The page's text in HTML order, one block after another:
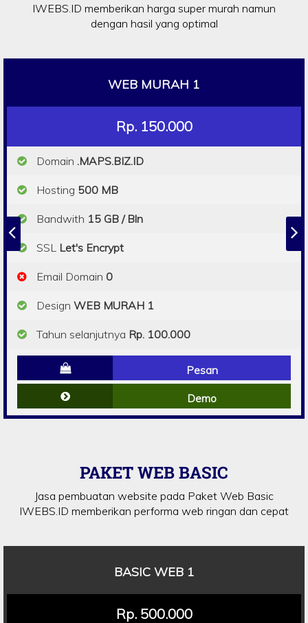
IWEBS.ID memberikan harga super murah namun
dengan hasil yang optimal
WEB MURAH 1
Rp. 150.000
Domain .MAPS.BIZ.ID
Hosting 500 MB
Bandwith 15 GB / Bln
SSL Let's Encrypt
Email Domain 0
Design WEB MURAH 1
Tahun selanjutnya Rp. 100.000
Pesan
Demo
PAKET WEB BASIC
Jasa pembuatan website pada Paket Web Basic
IWEBS.ID memberikan performa web ringan dan cepat
BASIC WEB 1
Rp. 500.000